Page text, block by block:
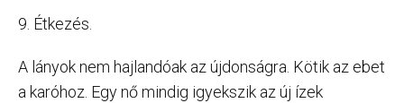
9. Étkezés.
A lányok nem hajlandóak az újdonságra. Kötik az ebet
a karóhoz. Egy nő mindig igyekszik az új ízek